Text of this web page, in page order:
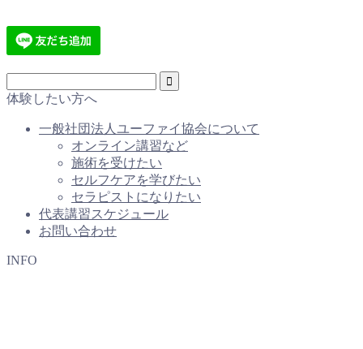
体験したい方へ
一般社団法人ユーファイ協会について
オンライン講習など
施術を受けたい
セルフケアを学びたい
セラピストになりたい
代表講習スケジュール
お問い合わせ
INFO